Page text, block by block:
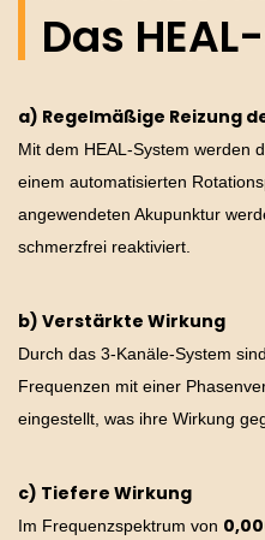
Das
a) Regelmäßige Reizung
Mit dem HEAL-System werden
einem automatisierten
angewendeten Akupunktur
schmerzfrei reaktiviert.
b) Verstärkte Wirkung
Durch das 3-Kanäle-System
Frequenzen mit einer
eingestellt, was ihre Wirkung
c) Tiefere Wirkung
Im Frequenzspektrum von